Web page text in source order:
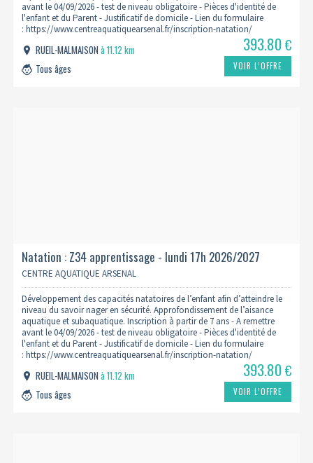
avant le 04/09/2026 - test de niveau obligatoire - Pièces d'identité de
l'enfant et du Parent - Justificatif de domicile - Lien du formulaire
: https://www.centreaquatiquearsenal.fr/inscription-natation/
RUEIL-MALMAISONà 11.12 km
Tous âges
393.80€
VOIR L’OFFRE
Natation : Z34 apprentissage - lundi 17h 2026/2027
CENTRE AQUATIQUE ARSENAL
Développement des capacités natatoires de l’enfant afin d’atteindre le
niveau du savoir nager en sécurité. Approfondissement de l’aisance
aquatique et subaquatique. Inscription à partir de 7 ans - A remettre
avant le 04/09/2026 - test de niveau obligatoire - Pièces d'identité de
l'enfant et du Parent - Justificatif de domicile - Lien du formulaire
: https://www.centreaquatiquearsenal.fr/inscription-natation/
RUEIL-MALMAISONà 11.12 km
Tous âges
393.80€
VOIR L’OFFRE